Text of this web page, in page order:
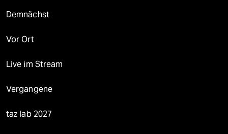
Demnächst
Vor Ort
Live im Stream
Vergangene
taz lab 2027